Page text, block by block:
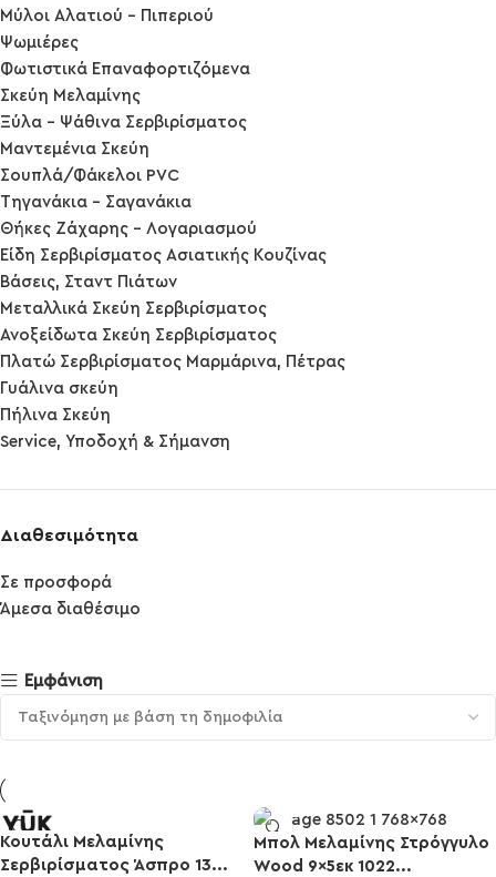
Μύλοι Αλατιού - Πιπεριού
Ψωμιέρες
Φωτιστικά Επαναφορτιζόμενα
Σκεύη Μελαμίνης
Ξύλα - Ψάθινα Σερβιρίσματος
Μαντεμένια Σκεύη
Σουπλά/Φάκελοι PVC
Τηγανάκια - Σαγανάκια
Θήκες Ζάχαρης - Λογαριασμού
Είδη Σερβιρίσματος Ασιατικής Κουζίνας
Βάσεις, Σταντ Πιάτων
Μεταλλικά Σκεύη Σερβιρίσματος
Ανοξείδωτα Σκεύη Σερβιρίσματος
Πλατώ Σερβιρίσματος Μαρμάρινα, Πέτρας
Γυάλινα σκεύη
Πήλινα Σκεύη
Service, Υποδοχή & Σήμανση
Διαθεσιμότητα
Σε προσφορά
Άμεσα διαθέσιμο
Εμφάνιση
-15%
Κουτάλι Μελαμίνης
Σερβιρίσματος Άσπρο 13...
Μπολ Μελαμίνης Στρόγγυλο
Wood 9×5εκ 1022...